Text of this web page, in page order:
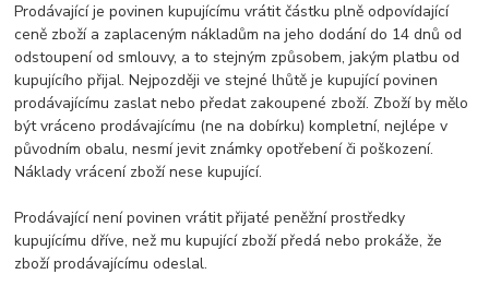
Prodávající je povinen kupujícímu vrátit částku plně odpovídající
ceně zboží a zaplaceným nákladům na jeho dodání do 14 dnů od
odstoupení od smlouvy, a to stejným způsobem, jakým platbu od
kupujícího přijal. Nejpozději ve stejné lhůtě je kupující povinen
prodávajícímu zaslat nebo předat zakoupené zboží. Zboží by mělo
být vráceno prodávajícímu (ne na dobírku) kompletní, nejlépe v
původním obalu, nesmí jevit známky opotřebení či poškození.
Náklady vrácení zboží nese kupující.
Prodávající není povinen vrátit přijaté peněžní prostředky
kupujícímu dříve, než mu kupující zboží předá nebo prokáže, že
zboží prodávajícímu odeslal.